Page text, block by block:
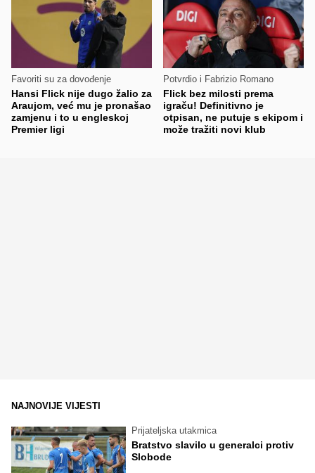
Favoriti su za dovođenje
Hansi Flick nije dugo žalio za
Araujom, već mu je pronašao
zamjenu i to u engleskoj
Premier ligi
Potvrdio i Fabrizio Romano
Flick bez milosti prema
igraču! Definitivno je
otpisan, ne putuje s ekipom i
može tražiti novi klub
NAJNOVIJE VIJESTI
Prijateljska utakmica
Bratstvo slavilo u generalci protiv
Slobode